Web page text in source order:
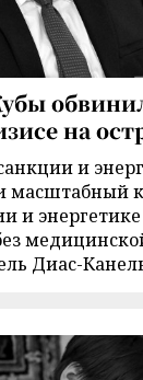
на
и
масштабный
и
Диас-